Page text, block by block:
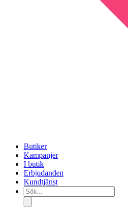
Butiker
Kampanjer
I butik
Erbjudanden
Kundtjänst
Sök...